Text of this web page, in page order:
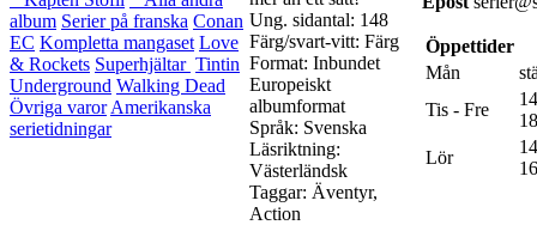
album Serier på franska Conan
EC Kompletta mangaset Love
& Rockets Superhjältar Tintin
Underground Walking Dead
Övriga varorAmerikanska
serietidningar
Ung. sidantal: 148
Färg/svart-vitt: Färg
Format: Inbundet
Europeiskt
albumformat
Språk: Svenska
Läsriktning:
Västerländsk
Taggar: Äventyr,
Action
Öppettider
Mån
Tis - Fre
Lör